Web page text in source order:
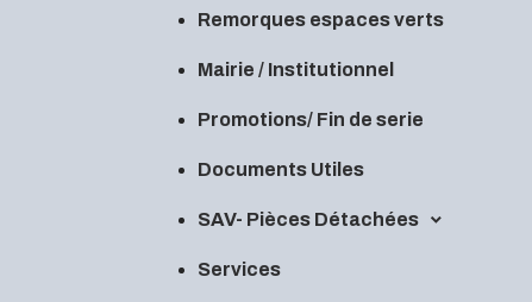
Remorques espaces verts
Mairie / Institutionnel
Promotions/ Fin de serie
Documents Utiles
SAV- Pièces Détachées
Services